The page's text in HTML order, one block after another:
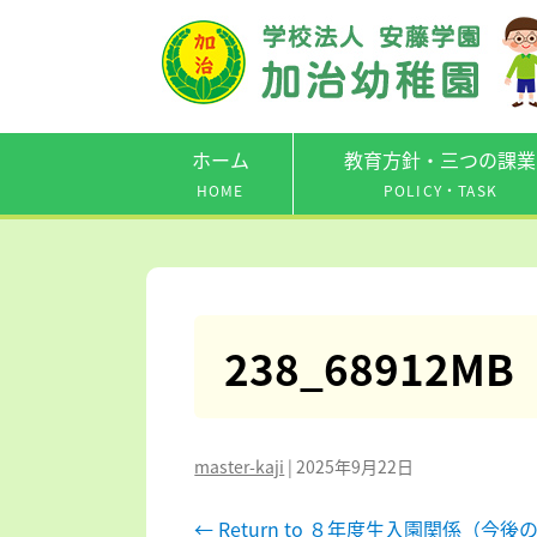
ホーム
HOME
教育方針・三つの課業
POLICY・TASK
238_68912MB
master-kaji |2025年9月22日
← Return to ８年度生入園関係（今後